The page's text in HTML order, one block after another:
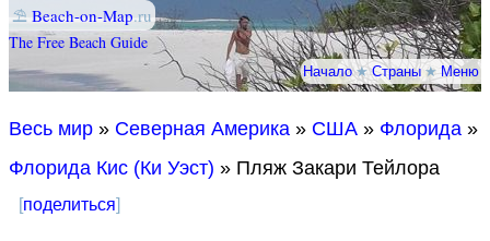
⛱ Beach-on-Map.ru
The Free Beach Guide
Начало★Страны★Меню
Весь мир » Северная Америка » США » Флорида »
Флорида Кис (Ки Уэст) » Пляж Закари Тейлора
[поделиться]